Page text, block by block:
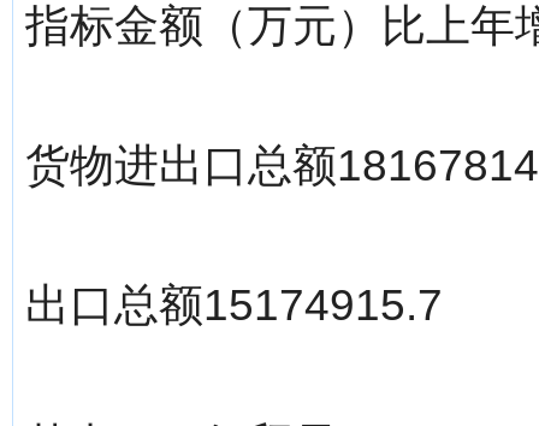
指标金额（万元）比上年
货物进出口总额
出口总额15174915.7